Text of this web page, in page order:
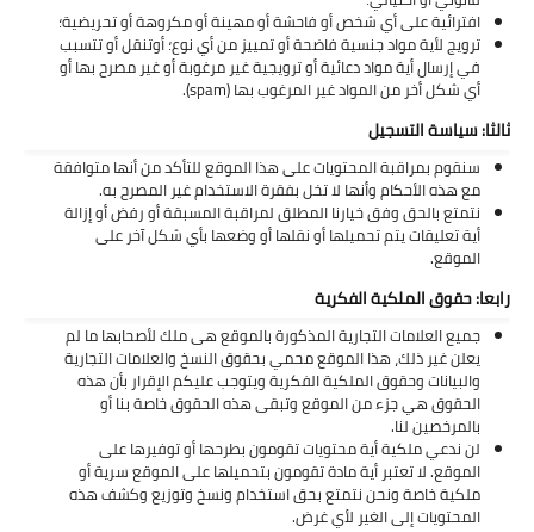
بلوجر
مقالات
تطبيقات
العملات الرقمية
افترائية على أي شخص أو فاحشة أو مهينة أو مكروهة أو تحريضية؛
ترويج لأية مواد جنسية فاضحة أو تمييز من أي نوع؛ أوتنقل أو تتسبب
في إرسال أية مواد دعائية أو ترويجية غير مرغوبة أو غير مصرح بها أو
أي شكل أخر من المواد غير المرغوب بها (spam).
ثالثا: سياسة التسجيل
سنقوم بمراقبة المحتويات على هذا الموقع للتأكد من أنها متوافقة
مع هذه الأحكام وأنها لا تخل بفقرة الاستخدام غير المصرح به.
نتمتع بالحق وفق خيارنا المطلق لمراقبة المسبقة أو رفض أو إزالة
أية تعليقات يتم تحميلها أو نقلها أو وضعها بأي شكل آخر على
الموقع.
رابعا: حقوق الملكية الفكرية
جميع العلامات التجارية المذكورة بالموقع هى ملك لأصحابها ما لم
يعلن غير ذلك، هذا الموقع محمي بحقوق النسخ والعلامات التجارية
والبيانات وحقوق الملكية الفكرية ويتوجب عليكم الإقرار بأن هذه
الحقوق هي جزء من الموقع وتبقى هذه الحقوق خاصة بنا أو
بالمرخصين لنا.
لن ندعي ملكية أية محتويات تقومون بطرحها أو توفيرها على
الموقع. لا تعتبر أية مادة تقومون بتحميلها على الموقع سرية أو
ملكية خاصة ونحن نتمتع بحق استخدام ونسخ وتوزيع وكشف هذه
المحتويات إلى الغير لأي غرض.